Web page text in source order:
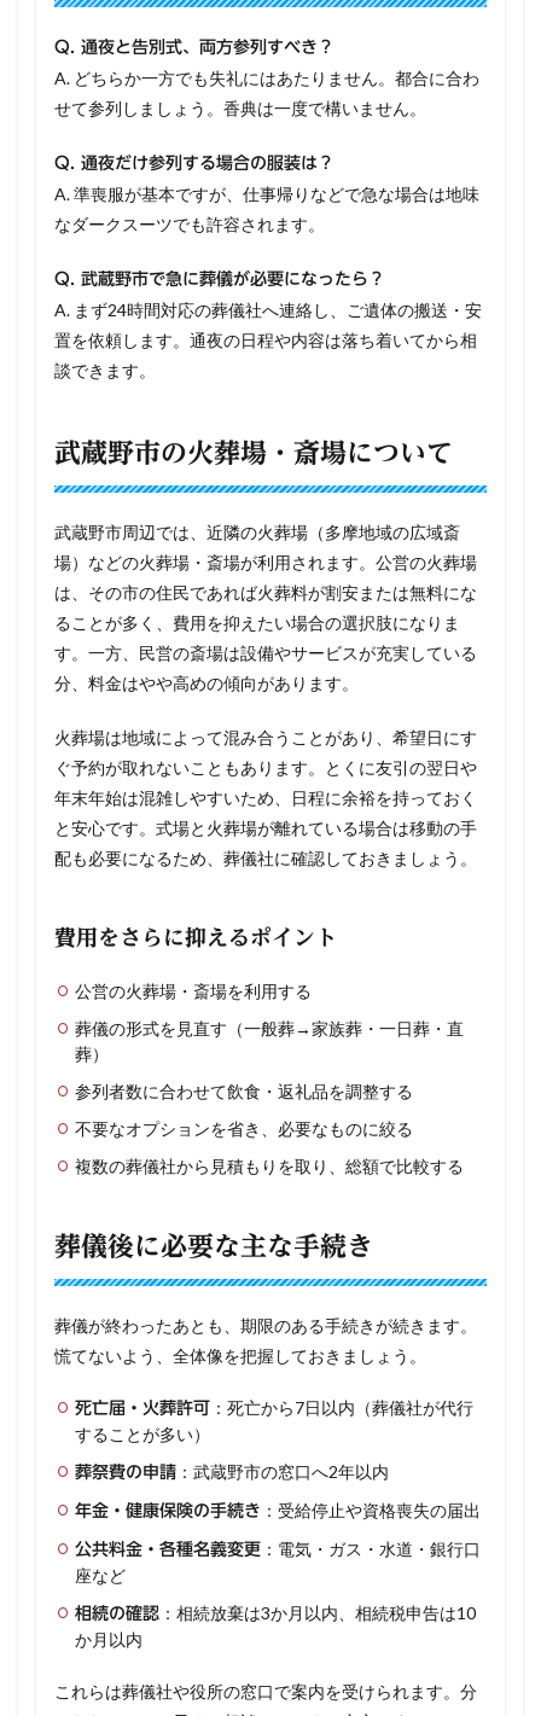
Q. 通夜と告別式、両方参列すべき？
A. どちらか一方でも失礼にはあたりません。都合に合わ
せて参列しましょう。香典は一度で構いません。
Q. 通夜だけ参列する場合の服装は？
A. 準喪服が基本ですが、仕事帰りなどで急な場合は地味
なダークスーツでも許容されます。
Q. 武蔵野市で急に葬儀が必要になったら？
A. まず24時間対応の葬儀社へ連絡し、ご遺体の搬送・安
置を依頼します。通夜の日程や内容は落ち着いてから相
談できます。
武蔵野市の火葬場・斎場について
武蔵野市周辺では、近隣の火葬場（多摩地域の広域斎
場）などの火葬場・斎場が利用されます。公営の火葬場
は、その市の住民であれば火葬料が割安または無料にな
ることが多く、費用を抑えたい場合の選択肢になりま
す。一方、民営の斎場は設備やサービスが充実している
分、料金はやや高めの傾向があります。
火葬場は地域によって混み合うことがあり、希望日にす
ぐ予約が取れないこともあります。とくに友引の翌日や
年末年始は混雑しやすいため、日程に余裕を持っておく
と安心です。式場と火葬場が離れている場合は移動の手
配も必要になるため、葬儀社に確認しておきましょう。
費用をさらに抑えるポイント
公営の火葬場・斎場を利用する
葬儀の形式を見直す（一般葬→家族葬・一日葬・直
葬）
参列者数に合わせて飲食・返礼品を調整する
不要なオプションを省き、必要なものに絞る
複数の葬儀社から見積もりを取り、総額で比較する
葬儀後に必要な主な手続き
葬儀が終わったあとも、期限のある手続きが続きます。
慌てないよう、全体像を把握しておきましょう。
死亡届・火葬許可
：死亡から7日以内（葬儀社が代行
することが多い）
葬祭費の申請 ：武蔵野市の窓口へ2年以内
年金・健康保険の手続き ：受給停止や資格喪失の届出
公共料金・各種名義変更 ：電気・ガス・水道・銀行口
座など
相続の確認 ：相続放棄は3か月以内、相続税申告は10
か月以内
これらは葬儀社や役所の窓口で案内を受けられます。分